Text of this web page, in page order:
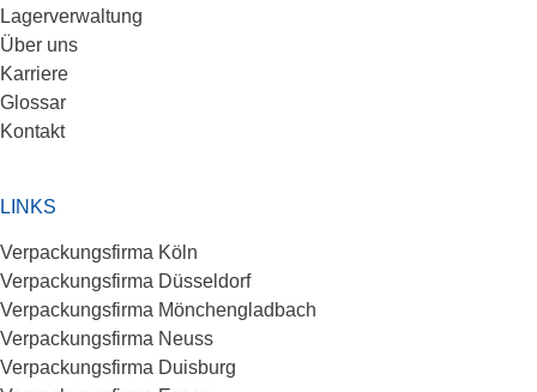
Lagerverwaltung
Über uns
Karriere
Glossar
Kontakt
LINKS
Verpackungsfirma Köln
Verpackungsfirma Düsseldorf
Verpackungsfirma Mönchengladbach
Verpackungsfirma Neuss
Verpackungsfirma Duisburg